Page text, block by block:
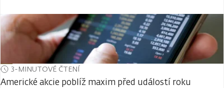
3-MINUTOVÉ ČTENÍ
Americké akcie poblíž maxim před událostí roku